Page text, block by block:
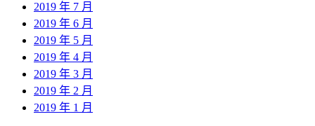
2019 年 7 月
2019 年 6 月
2019 年 5 月
2019 年 4 月
2019 年 3 月
2019 年 2 月
2019 年 1 月